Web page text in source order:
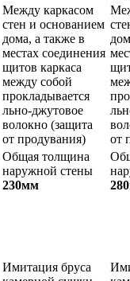
Между каркасом
стен и основанием
дома, а также в
местах соединения
щитов каркаса
между собой
прокладывается
льно-джутовое
волокно (защита
от продувания)
от
Общая толщина
наружной стены
230мм
Имитация бруса